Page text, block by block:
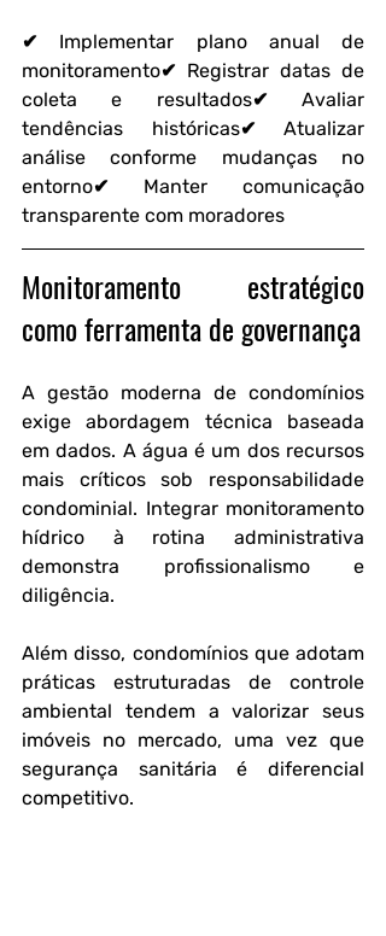
✔ Implementar plano anual de
monitoramento✔ Registrar datas de
coleta e resultados✔ Avaliar
tendências históricas✔ Atualizar
análise conforme mudanças no
entorno✔ Manter comunicação
transparente com moradores
Monitoramento estratégico
como ferramenta de governança
A gestão moderna de condomínios
exige abordagem técnica baseada
em dados. A água é um dos recursos
mais críticos sob responsabilidade
condominial. Integrar monitoramento
hídrico à rotina administrativa
demonstra profissionalismo e
diligência.
Além disso, condomínios que adotam
práticas estruturadas de controle
ambiental tendem a valorizar seus
imóveis no mercado, uma vez que
segurança sanitária é diferencial
competitivo.